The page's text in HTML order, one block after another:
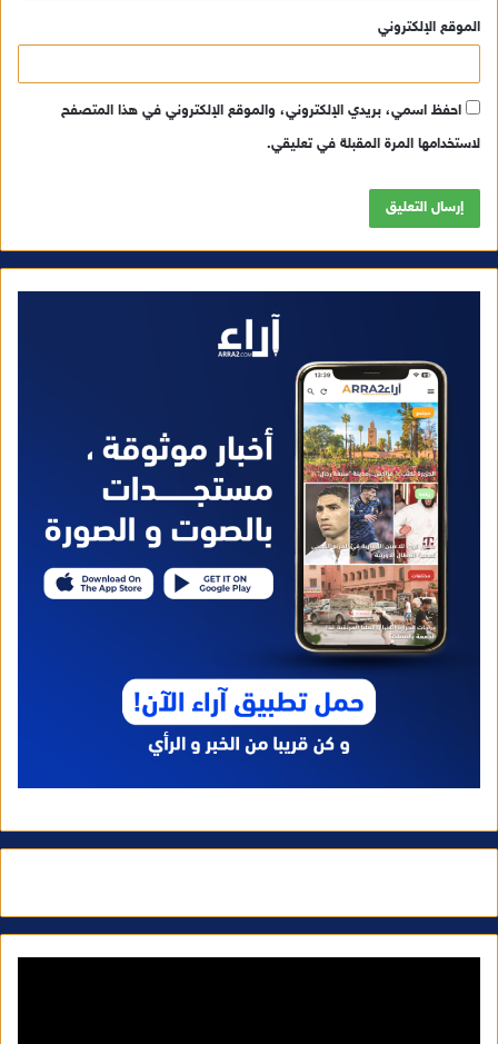
الموقع الإلكتروني
احفظ اسمي، بريدي الإلكتروني، والموقع الإلكتروني في هذا المتصفح
لاستخدامها المرة المقبلة في تعليقي.